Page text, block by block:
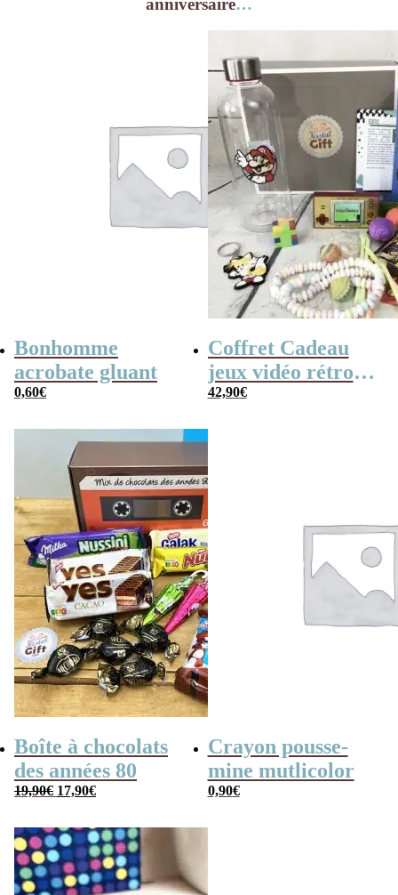
Bonhomme
acrobate gluant
0,60€
Coffret Cadeau
jeux vidéo rétro
(avec sa console de
42,90€
Boîte à chocolats
des années 80
19,90€ Le
prix
19,90€.
17,90€Le
prix
17,90€.
Crayon pousse-
mine mutlicolor
0,90€